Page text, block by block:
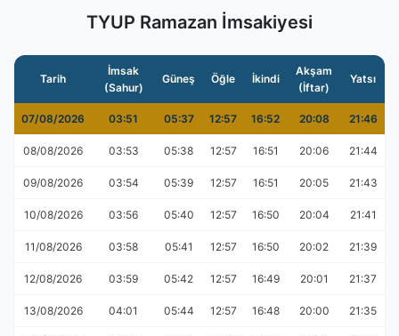
TYUP Ramazan İmsakiyesi
Tarih
İmsak
(Sahur)
Güneş Öğle İkindi
Akşam
(İftar)
Yatsı
07/08/2026 03:51 05:37 12:57 16:52 20:08 21:46
08/08/2026 03:53 05:38 12:57 16:51 20:06 21:44
09/08/2026 03:54 05:39 12:57 16:51 20:05 21:43
10/08/2026 03:56 05:40 12:57 16:50 20:04 21:41
11/08/2026 03:58 05:41 12:57 16:50 20:02 21:39
12/08/2026 03:59 05:42 12:57 16:49 20:01 21:37
13/08/2026 04:01 05:44 12:57 16:48 20:00 21:35